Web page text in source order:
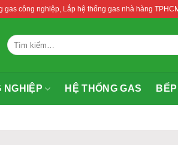
gas công nghiệp, Lắp hệ thống gas nhà hàng
Tìm
kiếm:
NGHIỆP HỆ THỐNG GAS